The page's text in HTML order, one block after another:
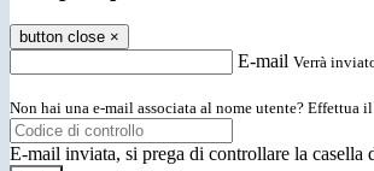
button close ×
E-mail Verrà
Non hai una e-mail associata al nome utente? Effettua
E-mail inviata, si prega di controllare la casella